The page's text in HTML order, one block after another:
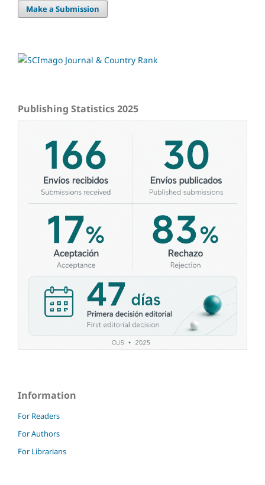
Make a Submission
Publishing Statistics 2025
Information
For Readers
For Authors
For Librarians